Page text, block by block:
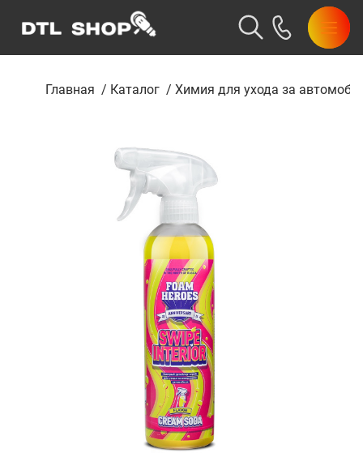
Главная / Каталог / Химия для ухода за